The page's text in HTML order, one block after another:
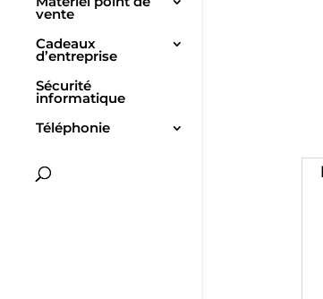
vente
Cadeaux
d’entreprise
Sécurité
informatique
Téléphonie